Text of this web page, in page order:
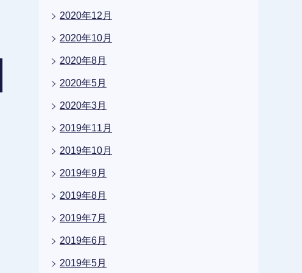
2020年12月
2020年10月
2020年8月
2020年5月
2020年3月
2019年11月
2019年10月
2019年9月
2019年8月
2019年7月
2019年6月
2019年5月